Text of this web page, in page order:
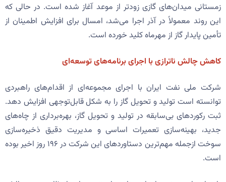
زمستانی میدان‌های گازی زودتر از موعد آغاز شده است. در حالی که
این روند معمولاً در آذر اجرا می‌شد، امسال برای افزایش اطمینان از
تأمین پایدار گاز از مهرماه کلید خورده است.
کاهش چالش ناترازی با اجرای برنامه‌های توسعه‌ای
شرکت ملی نفت ایران با اجرای مجموعه‌ای از اقدام‌های راهبردی
توانسته است تولید و تحویل گاز را به شکل قابل‌توجهی افزایش دهد.
ثبت رکوردهای بی‌سابقه در تولید و تحویل گاز، بهره‌برداری از چاه‌های
جدید، بهینه‌سازی تعمیرات اساسی و مدیریت دقیق ذخیره‌سازی
سوخت ازجمله مهم‌ترین دستاوردهای این شرکت در ۱۹۶ روز اخیر بوده
است.